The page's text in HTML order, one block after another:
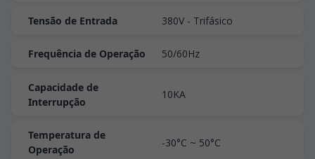
Tensão de Entrada 380V - Trifásico
Frequência de Operação 50/60Hz
Capacidade de
Interrupção
10KA
Temperatura de
Operação
-30°C ~ 50°C